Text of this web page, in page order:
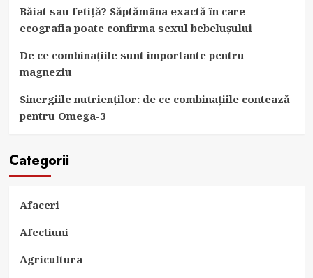
Băiat sau fetiță? Săptămâna exactă în care
ecografia poate confirma sexul bebelușului
De ce combinațiile sunt importante pentru
magneziu
Sinergiile nutrienților: de ce combinațiile contează
pentru Omega-3
Categorii
Afaceri
Afectiuni
Agricultura